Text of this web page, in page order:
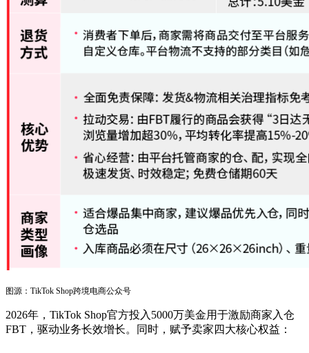
图源：TikTok Shop跨境电商公众号
2026年，TikTok Shop官方投入5000万美金用于激励商家入仓
FBT，驱动业务长效增长。同时，赋予卖家四大核心权益：